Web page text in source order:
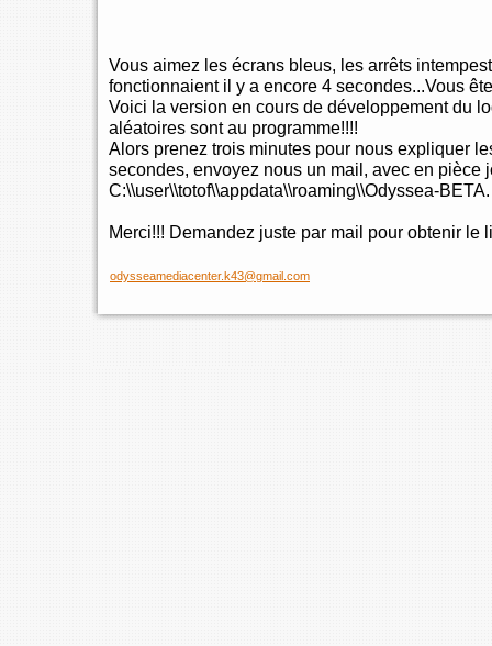
Vous aimez les écrans bleus, les arrêts
fonctionnaient il y a encore 4 secondes...Vous
Voici la version en cours de développement du
aléatoires sont au programme!!!!
Alors prenez trois minutes pour nous expliquer
secondes, envoyez nous un mail, avec en pièce
C:\\user\\totof\\appdata\\roaming\\Odyssea-BETA.
Merci!!! Demandez juste par mail pour obtenir le
odysseamediacenter.k43@gmail.com